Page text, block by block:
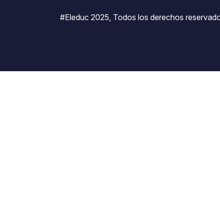
#Eleduc 2025, Todos los derechos